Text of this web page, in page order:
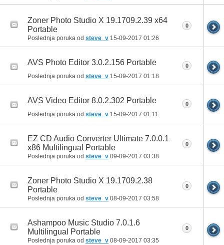
Zoner Photo Studio X 19.1709.2.39 x64
Portable
Poslednja poruka od steve_v 15-09-2017 01:26
0
AVS Photo Editor 3.0.2.156 Portable
Poslednja poruka od steve_v 15-09-2017 01:18
0
AVS Video Editor 8.0.2.302 Portable
Poslednja poruka od steve_v 15-09-2017 01:11
0
EZ CD Audio Converter Ultimate 7.0.0.1
x86 Multilingual Portable
Poslednja poruka od steve_v 09-09-2017 03:38
0
Zoner Photo Studio X 19.1709.2.38
Portable
Poslednja poruka od steve_v 08-09-2017 03:58
0
Ashampoo Music Studio 7.0.1.6
Multilingual Portable
Poslednja poruka od steve_v 08-09-2017 03:35
0